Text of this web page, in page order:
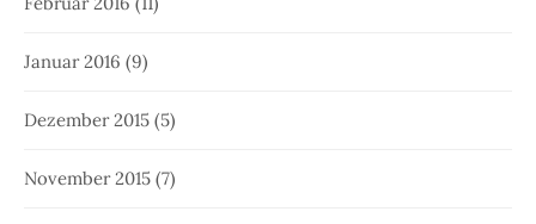
Januar 2016 (9)
Dezember 2015 (5)
November 2015 (7)